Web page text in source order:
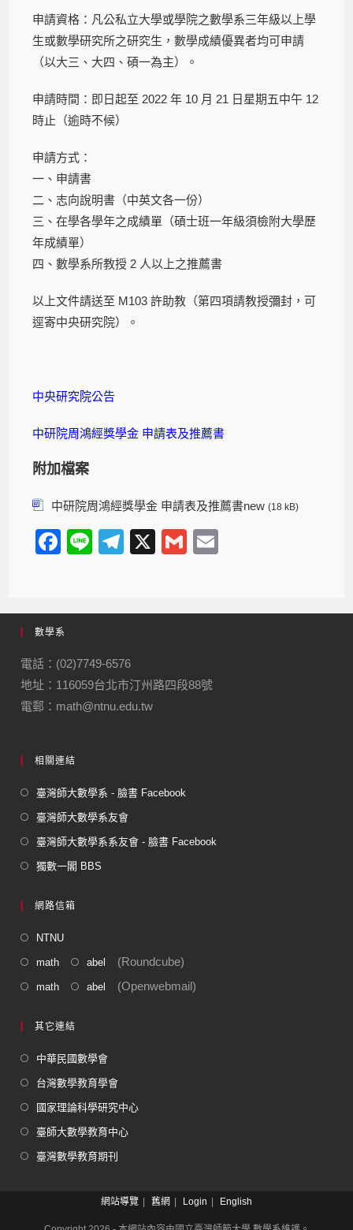
申請資格：凡公私立大學或學院之數學系三年級以上學
生或數學研究所之研究生，數學成績優異者均可申請
（以大三、大四、碩一為主）。
申請時間：即日起至 2022 年 10 月 21 日星期五中午 12
時止（逾時不候）
申請方式：
一、申請書
二、志向說明書（中英文各一份）
三、在學各學年之成績單（碩士班一年級須檢附大學歷
年成績單）
四、數學系所教授 2 人以上之推薦書
以上文件請送至 M103 許助教（第四項請教授彌封，可
逕寄中央研究院）。
中央研究院公告
中研院周鴻經獎學金 申請表及推薦書
附加檔案
中研院周鴻經獎學金 申請表及推薦書new (18 kB)
F
e
b
o
o
k
Li
T
gr
m
X
G
數學系
電話：(02)7749-6576
地址：116059台北市汀州路四段88號
電郵：math@ntnu.edu.tw
相關連結
臺灣師大數學系 - 臉書 Facebook
臺灣師大數學系友會
臺灣師大數學系系友會 - 臉書 Facebook
獨數一閣 BBS
網路信箱
NTNU
math abel (Roundcube)
math abel (Openwebmail)
其它連結
中華民國數學會
台灣數學教育學會
國家理論科學研究中心
臺師大數學教育中心
臺灣數學教育期刊
網站導覽 舊網 Login English